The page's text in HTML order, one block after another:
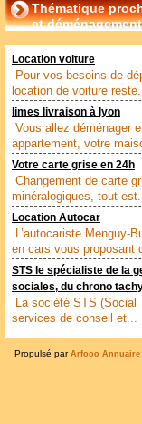
Thématique
et
Location voiture
Pour vos besoins de
location de voiture
limes livraison à lyon
Vous allez déménager
appartement, votre
Votre carte grise en 24h
Changement de carte
minéralogiques, tout
Location Autocar
L’autocariste Menguy-
en cars vous proposant
STS le spécialiste de la
sociales, du chrono
La société STS (Social
services de conseil et...
Propulsé par Arfooo Annuaire